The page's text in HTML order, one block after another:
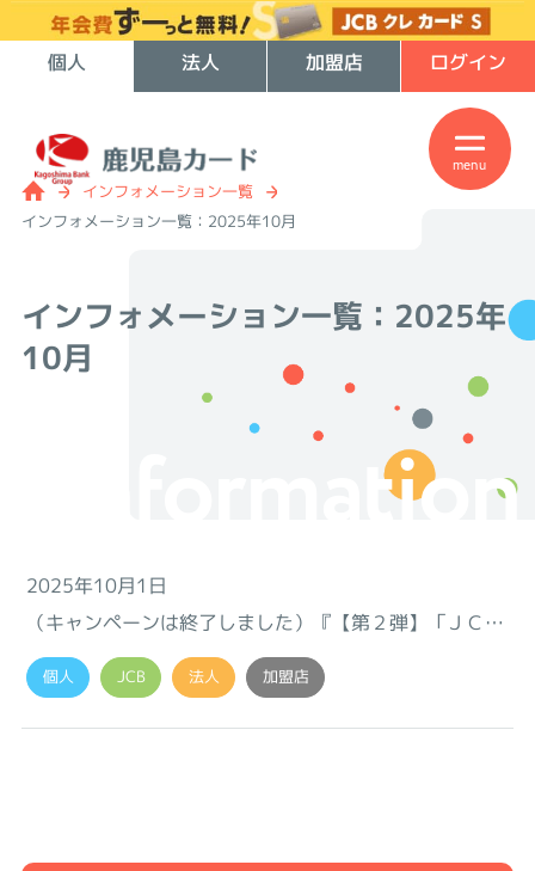
個人 法人 加盟店 ログイン
menu
インフォメーション一覧
インフォメーション一覧：2025年10月
Information
インフォメーション一覧： 2025年
10月
2025年10月1日
（キャンペーンは終了しました）『【第２弾】「ＪＣＢ
クレ カード Ｓ」リリース記念キャンペーン』のお知ら
せ♪
個人 JCB 法人 加盟店